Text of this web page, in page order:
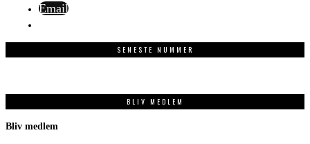
Email
SENESTE NUMMER
BLIV MEDLEM
Bliv medlem